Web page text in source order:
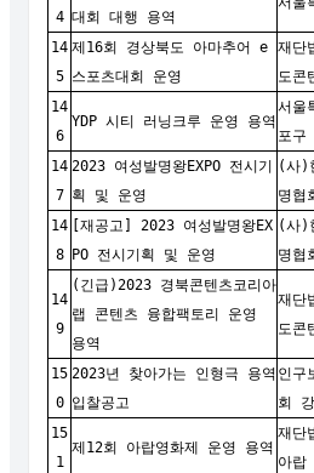
4 대회 대행 용역
14
5
제16회 경상북도 아마추어 e
스포츠대회 운영
재단
도콘
14
6
YDP 시티 러닝크루 운영 용역
서울
포구
14
7
2023 여성발명왕EXPO 전시기
획 및 운영
(사)
명협
14
8
[재공고] 2023 여성발명왕EX
PO 전시기획 및 운영
(사)
명협
14
9
(긴급)2023 경북콘텐츠코리아
랩 콘텐츠 융합팩토리 운영
용역
재단
도콘
15
0
2023년 찾아가는 인형극 용역
입찰공고
인구
회
15
1
제12회 아랍영화제 운영 용역
재단
아랍